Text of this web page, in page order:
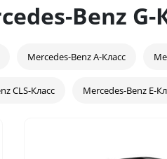
Benz G-
Mercedes-Benz A-Класс
CLS-Класс Mercedes-Benz E-